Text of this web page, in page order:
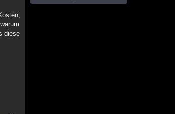
diese